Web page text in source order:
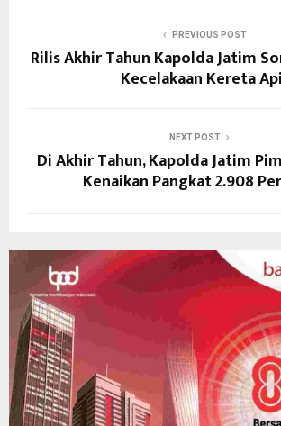
PREVIOUS POST
Rilis Akhir Tahun Kapolda Jatim
Kecelakaan Kereta Api
NEXT POST
Di Akhir Tahun, Kapolda Jatim
Kenaikan Pangkat 2.908